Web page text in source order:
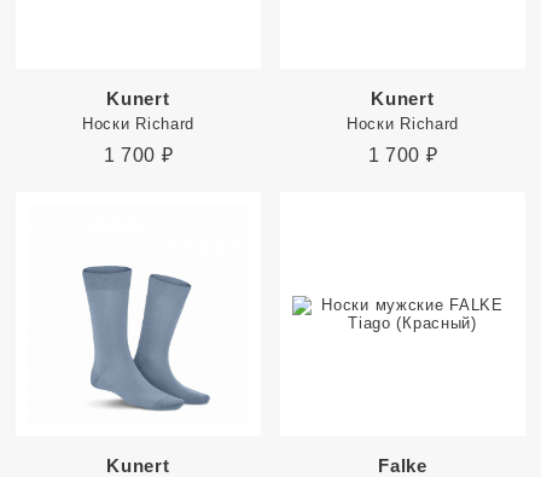
Kunert
Носки Richard
1 700 ₽
Kunert
Носки Richard
1 700 ₽
Kunert Falke